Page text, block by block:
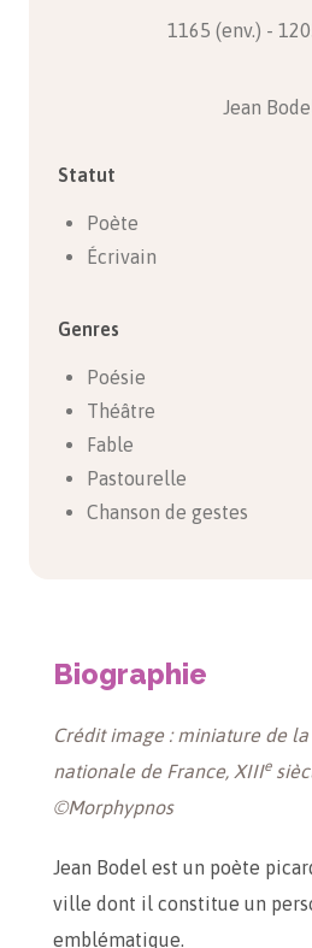
1165 (env.) -
Jean
Statut
Poète
Écrivain
Genres
Poésie
Théâtre
Fable
Pastourelle
Chanson de gestes
Biographie
Crédit image : miniature de
nationale de France, XIIIe
©Morphypnos
Jean Bodel est un poète
ville dont il constitue un
emblématique.